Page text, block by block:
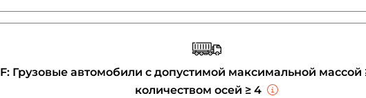
F: Грузовые автомобили с допустимой максимальной массой ≥
количеством осей ≥ 4